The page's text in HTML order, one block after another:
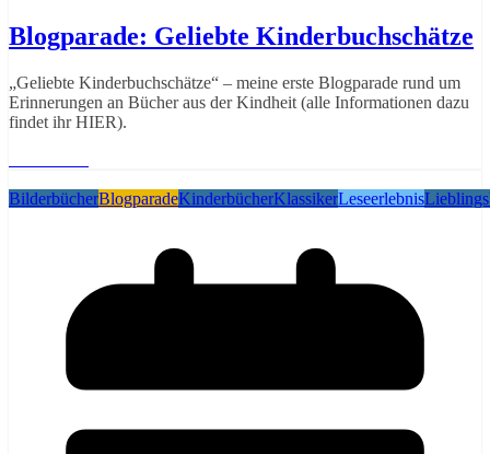
Blogparade: Geliebte Kinderbuchschätze
„Geliebte Kinderbuchschätze“ – meine erste Blogparade rund um
Erinnerungen an Bücher aus der Kindheit (alle Informationen dazu
findet ihr HIER).
BilderbücherBlogparadeKinderbücherKlassikerLeseerlebnis